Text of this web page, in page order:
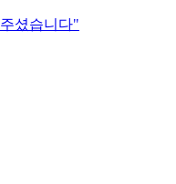
셨습니다"